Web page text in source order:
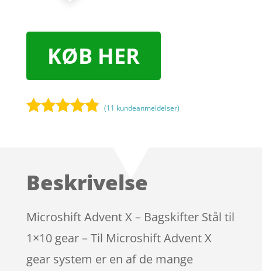
KØB HER
kundebedø
(11 kundeanmeldelser)
Beskrivelse
Microshift Advent X – Bagskifter Stål til
1×10 gear – Til Microshift Advent X
gear system er en af de mange